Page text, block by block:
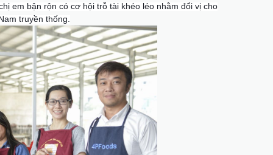
em bận rộn có cơ hội trỗ tài khéo léo nhằm đổi vị cho
truyền thống.